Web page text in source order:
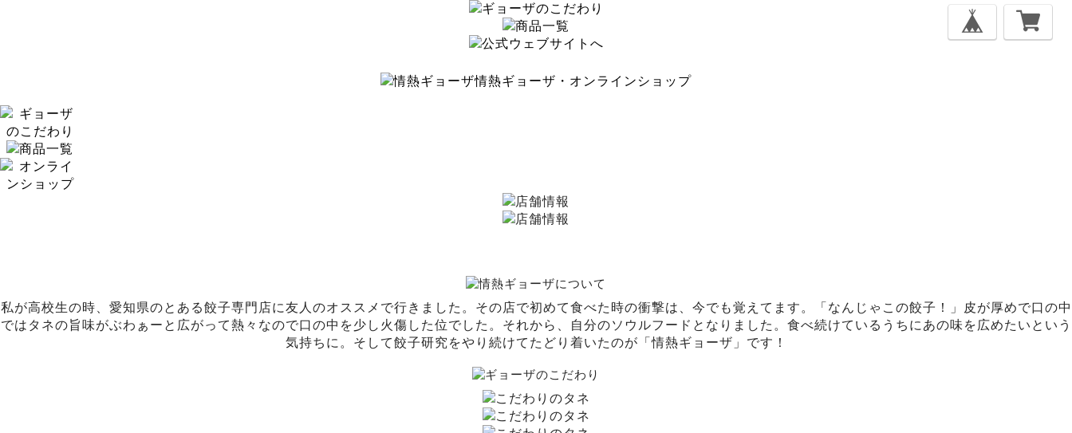
情熱ギョーザ・オンラインショップ
私が高校生の時、愛知県のとある餃子専門店に友人のオススメで行きました。その店で初めて食べた時の衝撃は、今でも覚えてます。「なんじゃこの餃子！」皮が厚めで口の中
ではタネの旨味がぶわぁーと広がって熱々なので口の中を少し火傷した位でした。それから、自分のソウルフードとなりました。食べ続けているうちにあの味を広めたいという
気持ちに。そして餃子研究をやり続けてたどり着いたのが「情熱ギョーザ」です！